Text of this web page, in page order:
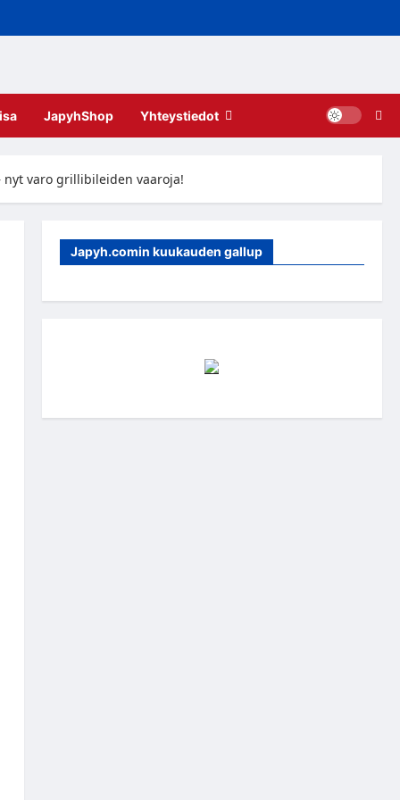
JapyhShop Yhteystiedot
nyt varo grillibileiden vaaroja!
Japyh.comin kuukauden gallup